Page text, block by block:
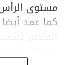
مستوى
كما عمد
المتضرر